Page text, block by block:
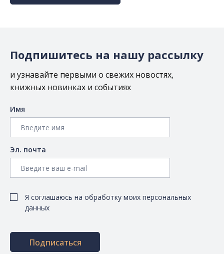
Подпишитесь на нашу рассылку
и узнавайте первыми о свежих новостях,
книжных новинках и событиях
Имя
Эл. почта
Я соглашаюсь на обработку моих персональных
данных
Подписаться